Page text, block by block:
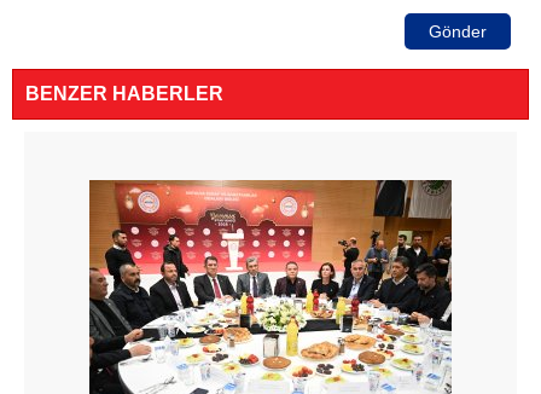
Gönder
BENZER HABERLER